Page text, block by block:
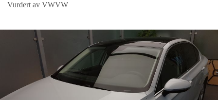
Vurdert av VWVW